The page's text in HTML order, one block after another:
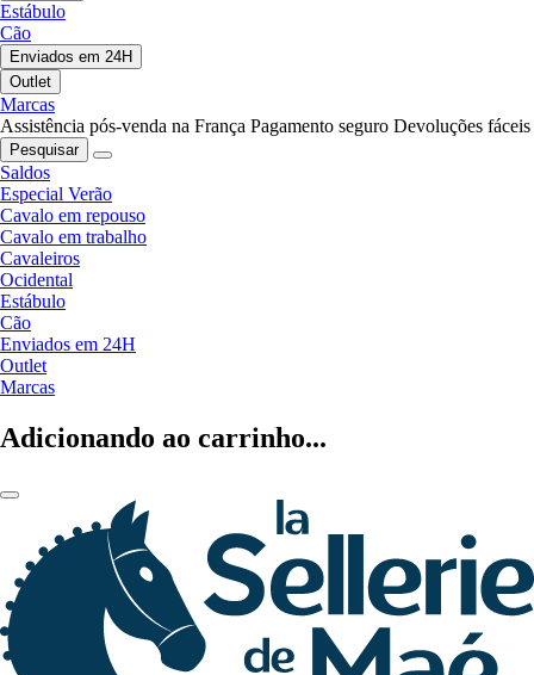
Estábulo
Cão
Enviados em 24H
Outlet
Marcas
Assistência pós-venda na França Pagamento seguro Devoluções fáceis
Pesquisar
Saldos
Especial Verão
Cavalo em repouso
Cavalo em trabalho
Cavaleiros
Ocidental
Estábulo
Cão
Enviados em 24H
Outlet
Marcas
Adicionando ao carrinho...